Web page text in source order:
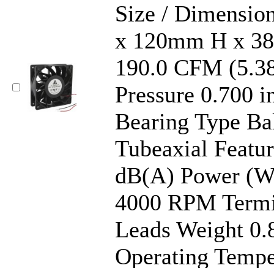
Size /
x 120mm H x
190.0 CFM
Pressure 0.700
Bearing Type
Tubeaxial
dB(A) Power
4000 RPM
Leads Weight
Operating